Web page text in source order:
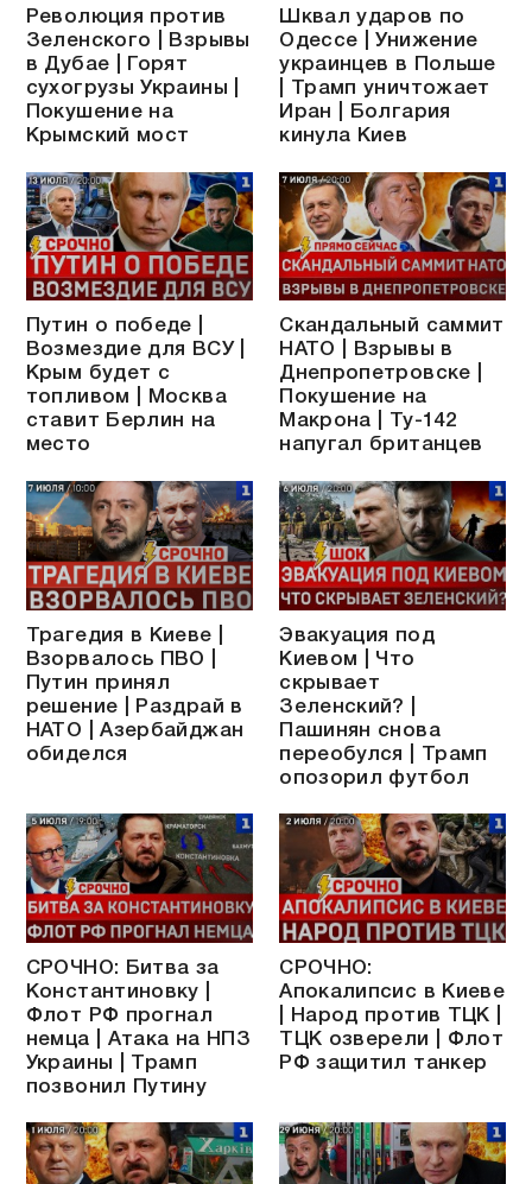
Революция против
Зеленского | Взрывы
в Дубае | Горят
сухогрузы Украины |
Покушение на
Крымский мост
Шквал ударов по
Одессе | Унижение
украинцев в Польше
| Трамп уничтожает
Иран | Болгария
кинула Киев
Путин о победе |
Возмездие для ВСУ |
Крым будет с
топливом | Москва
ставит Берлин на
место
Скандальный саммит
НАТО | Взрывы в
Днепропетровске |
Покушение на
Макрона | Ту-142
напугал британцев
Трагедия в Киеве |
Взорвалось ПВО |
Путин принял
решение | Раздрай в
НАТО | Азербайджан
обиделся
Эвакуация под
Киевом | Что
скрывает
Зеленский? |
Пашинян снова
переобулся | Трамп
опозорил футбол
СРОЧНО: Битва за
Константиновку |
Флот РФ прогнал
немца | Атака на НПЗ
Украины | Трамп
позвонил Путину
СРОЧНО:
Апокалипсис в Киеве
| Народ против ТЦК |
ТЦК озверели | Флот
РФ защитил танкер